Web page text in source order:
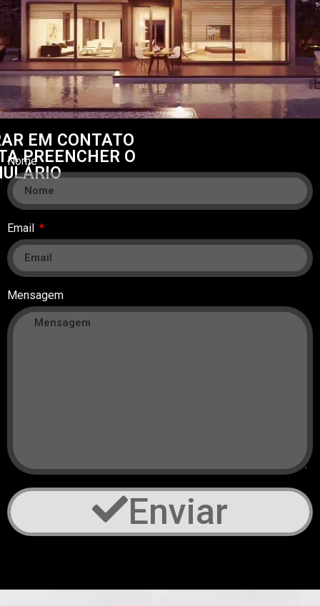
EM CONTATO
PREENCHER O
Nome
Email
Mensagem
Enviar